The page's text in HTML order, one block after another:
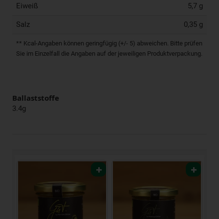
Eiweiß 5,7 g
Salz 0,35 g
** Kcal-Angaben können geringfügig (+/- 5) abweichen. Bitte prüfen
Sie im Einzelfall die Angaben auf der jeweiligen Produktverpackung.
Ballaststoffe
3.4g